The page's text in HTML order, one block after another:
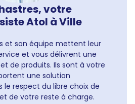
votre
Atol à Ville
et son équipe mettent leur
et vous délivrent une
de produits. Ils sont à votre
une solution
le respect du libre choix de
de votre reste à charge.